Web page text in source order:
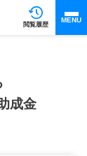
閲覧履歴
MENU
成金